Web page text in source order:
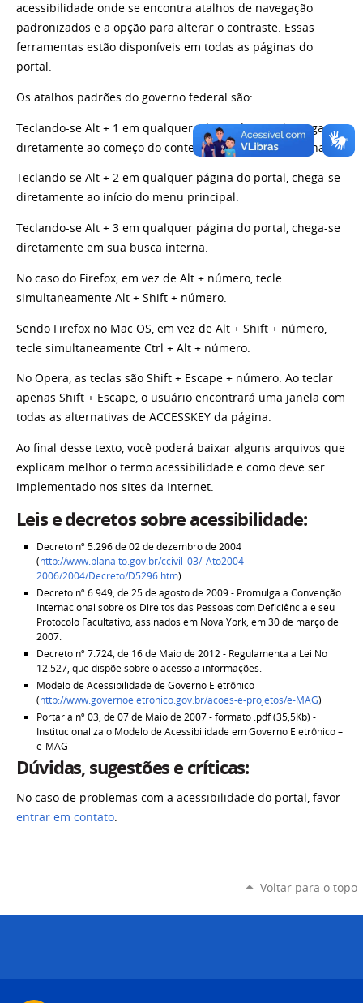
acessibilidade onde se encontra atalhos de navegação
padronizados e a opção para alterar o contraste. Essas
ferramentas estão disponíveis em todas as páginas do
portal.
Os atalhos padrões do governo federal são:
Teclando-se Alt + 1 em qualquer página do portal, chega-se
diretamente ao começo do conteúdo principal da página.
Teclando-se Alt + 2 em qualquer página do portal, chega-se
diretamente ao início do menu principal.
Teclando-se Alt + 3 em qualquer página do portal, chega-se
diretamente em sua busca interna.
No caso do Firefox, em vez de Alt + número, tecle
simultaneamente Alt + Shift + número.
Sendo Firefox no Mac OS, em vez de Alt + Shift + número,
tecle simultaneamente Ctrl + Alt + número.
No Opera, as teclas são Shift + Escape + número. Ao teclar
apenas Shift + Escape, o usuário encontrará uma janela com
todas as alternativas de ACCESSKEY da página.
Ao final desse texto, você poderá baixar alguns arquivos que
explicam melhor o termo acessibilidade e como deve ser
implementado nos sites da Internet.
Leis e decretos sobre acessibilidade:
Decreto nº 5.296 de 02 de dezembro de 2004
(http://www.planalto.gov.br/ccivil_03/_Ato2004-
2006/2004/Decreto/D5296.htm)
Decreto nº 6.949, de 25 de agosto de 2009 - Promulga a Convenção
Internacional sobre os Direitos das Pessoas com Deficiência e seu
Protocolo Facultativo, assinados em Nova York, em 30 de março de
2007.
Decreto nº 7.724, de 16 de Maio de 2012 - Regulamenta a Lei No
12.527, que dispõe sobre o acesso a informações.
Modelo de Acessibilidade de Governo Eletrônico
(http://www.governoeletronico.gov.br/acoes-e-projetos/e-MAG)
Portaria nº 03, de 07 de Maio de 2007 - formato .pdf (35,5Kb) -
Institucionaliza o Modelo de Acessibilidade em Governo Eletrônico –
e-MAG
Dúvidas, sugestões e críticas:
No caso de problemas com a acessibilidade do portal, favor
entrar em contato.
Voltar para o topo